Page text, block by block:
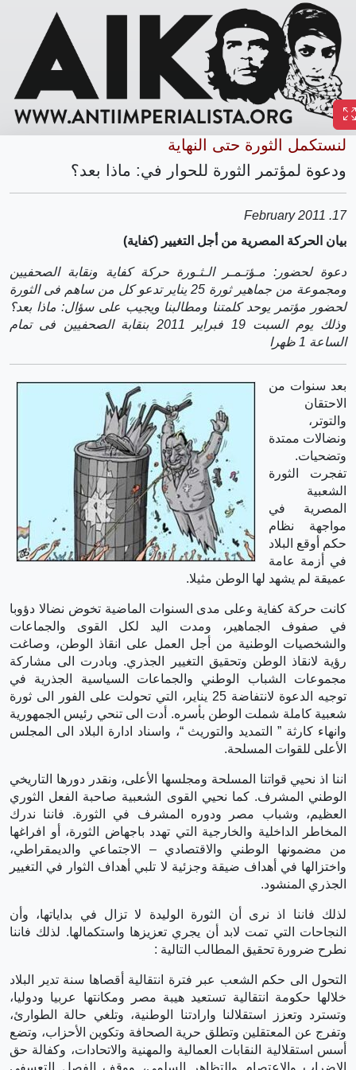
لنستكمل الثورة حتى النهاية
ودعوة لمؤتمر الثورة للحوار في: ماذا بعد؟
17. February 2011
بيان الحركة المصرية من أجل التغيير (كفاية)
دعوة لحضور: مـؤتـمـر الـثـورة حركة كفاية ونقابة الصحفيين
ومجموعة من جماهير ثورة 25 يناير تدعو كل من ساهم فى الثورة
لحضور مؤتمر يوحد كلمتنا ومطالبنا ويجيب على سؤال: ماذا بعد؟
وذلك يوم السبت 19 فبراير 2011 بنقابة الصحفيين فى تمام
الساعة 1 ظهرا
بعد سنوات من
الاحتقان
والتوتر،
ونضالات ممتدة
وتضحيات.
تفجرت الثورة
الشعبية
المصرية في
مواجهة نظام
حكم أوقع البلاد
في أزمة عامة
عميقة لم يشهد لها الوطن مثيلا.
كانت حركة كفاية وعلى مدى السنوات الماضية تخوض نضالا دؤوبا
في صفوف الجماهير، ومدت اليد لكل القوى والجماعات
والشخصيات الوطنية من أجل العمل على انقاذ الوطن، وصاغت
رؤية لانقاذ الوطن وتحقيق التغيير الجذري. وبادرت الى مشاركة
مجموعات الشباب الوطني والجماعات السياسية الجذرية في
توجيه الدعوة لانتفاضة 25 يناير، التي تحولت على الفور الى ثورة
شعبية كاملة شملت الوطن بأسره. أدت الى تنحي رئيس الجمهورية
وانهاء كارثة ” التمديد والتوريث “، واسناد ادارة البلاد الى المجلس
الأعلى للقوات المسلحة.
اننا اذ نحيي قواتنا المسلحة ومجلسها الأعلى، ونقدر دورها التاريخي
الوطني المشرف. كما نحيي القوى الشعبية صاحبة الفعل الثوري
العظيم، وشباب مصر ودوره المشرف في الثورة. فاننا ندرك
المخاطر الداخلية والخارجية التي تهدد باجهاض الثورة، أو افراغها
من مضمونها الوطني والاقتصادي – الاجتماعي والديمقراطي،
واختزالها في أهداف ضيقة وجزئية لا تلبي أهداف الثوار في التغيير
الجذري المنشود.
لذلك فاننا اذ نرى أن الثورة الوليدة لا تزال في بداياتها، وأن
النجاحات التي تمت لابد أن يجري تعزيزها واستكمالها. لذلك فاننا
نطرح ضرورة تحقيق المطالب التالية :
التحول الى حكم الشعب عبر فترة انتقالية أقصاها سنة تدير البلاد
خلالها حكومة انتقالية تستعيد هيبة مصر ومكانتها عربيا ودوليا،
وتسترد وتعزز استقلالنا وارادتنا الوطنية، وتلغي حالة الطوارئ،
وتفرج عن المعتقلين وتطلق حرية الصحافة وتكوين الأحزاب، وتضع
أسس استقلالية النقابات العمالية والمهنية والاتحادات، وكفالة حق
الاضراب والاعتصام والتظاهر السلمي، ووقف الفصل التعسفي